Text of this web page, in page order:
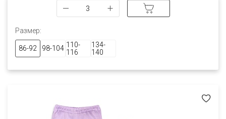
Размер:
86-92 98-104 110-
116
134-
140